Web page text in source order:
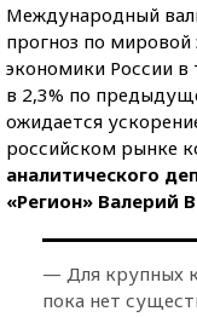
Международный
прогноз по
экономики России
в 2,3% по
ожидается
российском рынке
аналитического
«Регион» Валерий
— Для крупных
пока нет